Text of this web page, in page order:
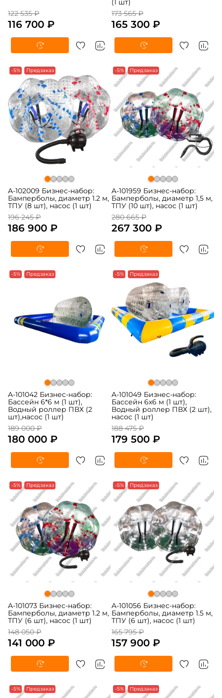
122 535 ₽
116 700 ₽
(1 шт)
173 565 ₽
165 300 ₽
-5% Предзаказ
A-102009 Бизнес-набор:
Бамперболы, диаметр 1.2 м,
ТПУ (8 шт), насос (1 шт)
196 245 ₽
186 900 ₽
-5% Предзаказ
A-101959 Бизнес-набор:
Бамперболы, диаметр 1,5 м,
ТПУ (10 шт), насос (1 шт)
280 665 ₽
267 300 ₽
-5% Предзаказ
A-101042 Бизнес-набор:
Бассейн 6*6 м (1 шт),
Водный роллер ПВХ (2
шт),насос (1 шт)
189 000 ₽
180 000 ₽
-5% Предзаказ
A-101049 Бизнес-набор:
Бассейн 6x6 м (1 шт),
Водный роллер ПВХ (2 шт),
насос (1 шт)
188 475 ₽
179 500 ₽
-5% Предзаказ
A-101073 Бизнес-набор:
Бамперболы, диаметр 1.2 м,
ТПУ (6 шт), насос (1 шт)
148 050 ₽
141 000 ₽
-5% Предзаказ
A-101056 Бизнес-набор:
Бамперболы, диаметр 1.5 м,
ТПУ (6 шт), насос (1 шт)
165 795 ₽
157 900 ₽
-5% Предзаказ -5% Предзаказ